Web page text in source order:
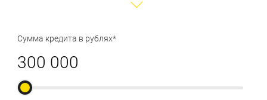
Сумма кредита в рублях*